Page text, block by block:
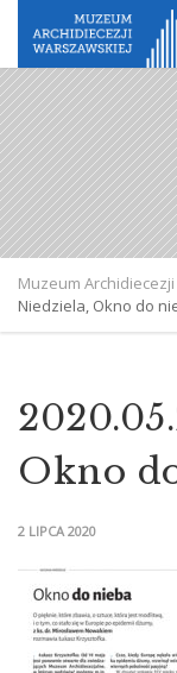
Muzeum
Niedziela, Okno do
Okno
2 LIPCA 2020